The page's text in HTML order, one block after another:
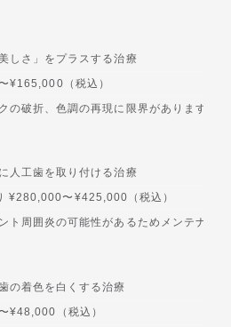
しさ」をプラスする治療
¥165,000（税込）
の破折、色調の再現に限界があります
人工歯を取り付ける治療
¥280,000〜¥425,000（税込）
ト周囲炎の可能性があるためメンテナン
の着色を白くする治療
¥48,000（税込）